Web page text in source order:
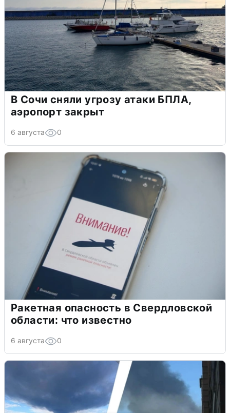
В Сочи сняли угрозу атаки БПЛА,
аэропорт закрыт
6 августа 0
Ракетная опасность в Свердловской
области: что известно
6 августа 0